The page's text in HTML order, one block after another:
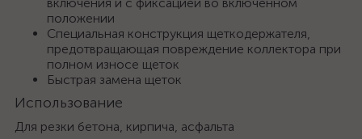
положении
Специальная конструкция щеткодержателя,
предотвращающая повреждение коллектора при
полном износе щеток
Быстрая замена щеток
Использование
Для резки бетона, кирпича, асфальта